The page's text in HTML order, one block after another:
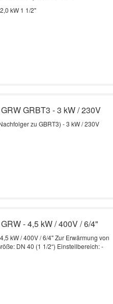
kW 1 1/2"
GRBT3 - 3 kW / 230V
zu GBRT3) - 3 kW / 230V
- 4,5 kW / 400V / 6/4"
kW / 400V / 6/4" Zur Erwärmung von
DN 40 (1 1/2“) Einstellbereich: -